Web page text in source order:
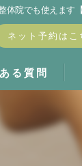
院でも使えます
ネット予約はこ
る質問
声